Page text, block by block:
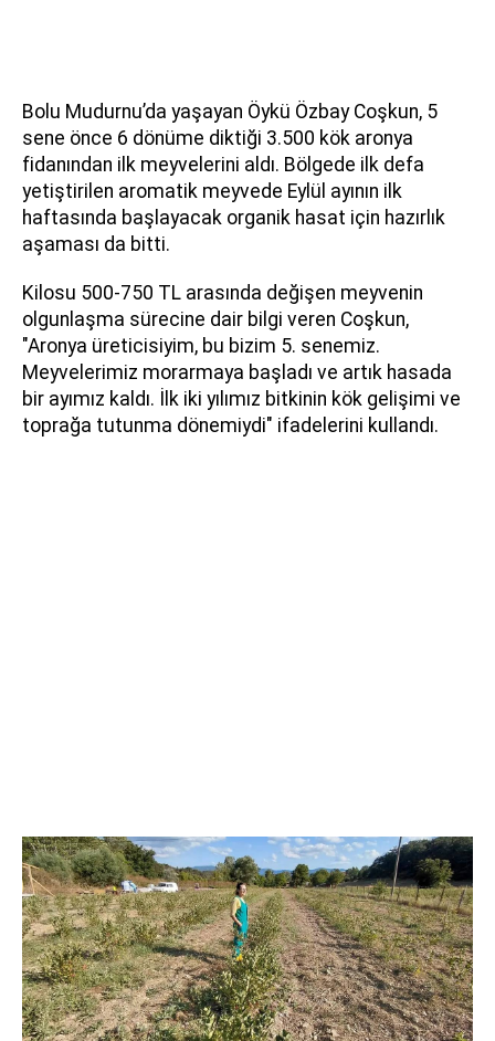
Bolu Mudurnu’da yaşayan Öykü Özbay Coşkun, 5
sene önce 6 dönüme diktiği 3.500 kök aronya
fidanından ilk meyvelerini aldı. Bölgede ilk defa
yetiştirilen aromatik meyvede Eylül ayının ilk
haftasında başlayacak organik hasat için hazırlık
aşaması da bitti.
Kilosu 500-750 TL arasında değişen meyvenin
olgunlaşma sürecine dair bilgi veren Coşkun,
"Aronya üreticisiyim, bu bizim 5. senemiz.
Meyvelerimiz morarmaya başladı ve artık hasada
bir ayımız kaldı. İlk iki yılımız bitkinin kök gelişimi ve
toprağa tutunma dönemiydi" ifadelerini kullandı.